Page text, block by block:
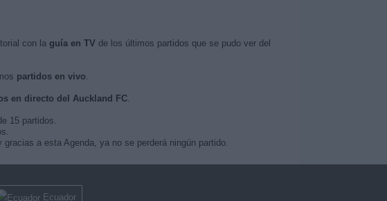
con la guía en TV de los últimos partidos que se pudo ver del
partidos en vivo.
en directo del Auckland FC.
15 partidos.
a esta Agenda, ya no se perderá ningún partido.
Ecuador